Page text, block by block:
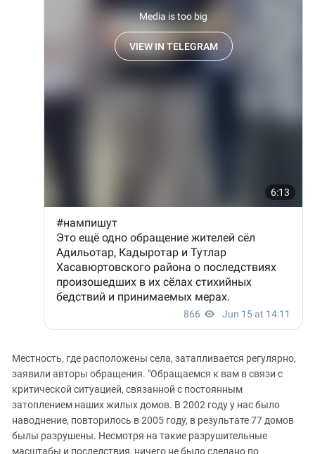
Местность, где расположены села, затапливается регулярно,
заявили авторы обращения. "Обращаемся к вам в связи с
критической ситуацией, связанной с постоянным
затоплением наших жилых домов. В 2002 году у нас было
наводнение, повторилось в 2005 году, в результате 77 домов
былы разрушены. Несмотря на такие разрушительные
масштабы и последствия, ничего не было сделано по